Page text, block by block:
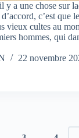
y a une chose sur
c’est que le
vieux cultes au
hommes, qui
22 novembre